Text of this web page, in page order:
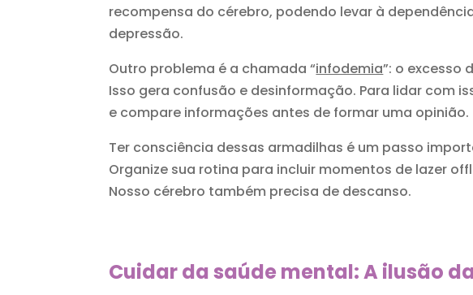
recompensa do cérebro, podendo levar à
depressão.
Outro problema é a chamada “infodemia”: o
Isso gera confusão e desinformação. Para lidar com
e compare informações antes de formar uma opinião.
Ter consciência dessas armadilhas é um passo
Organize sua rotina para incluir momentos de lazer
Nosso cérebro também precisa de descanso.
Cuidar da saúde mental: A ilusão